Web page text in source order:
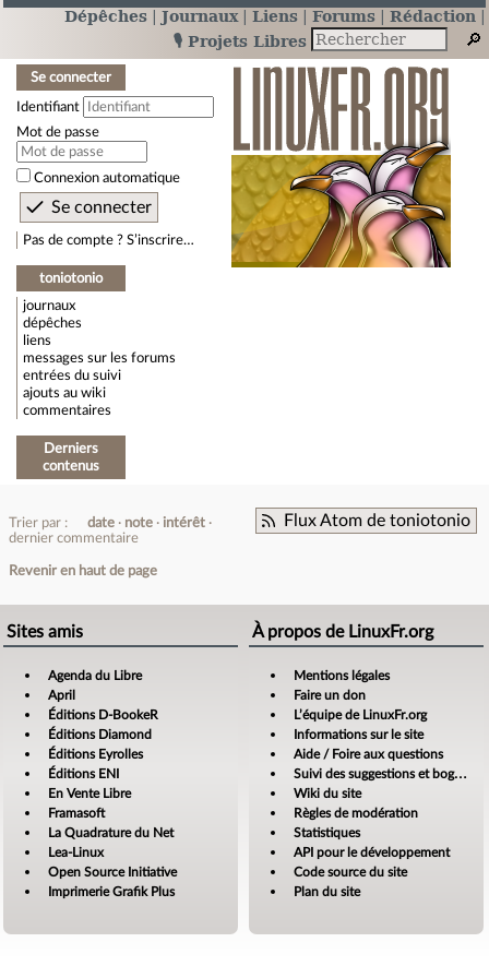
Dépêches Journaux Liens Forums
Rédaction
🎙️ Projets Libres
Se connecter
Identifiant
Mot de passe
Connexion automatique
Pas de compte ? S’inscrire…
toniotonio
journaux
dépêches
liens
messages sur les forums
entrées du suivi
ajouts au wiki
commentaires
Derniers
contenus
Flux Atom de toniotonio
Trier par : date note
intérêt
dernier commentaire
Revenir en haut de page
Sites amis
Agenda du Libre
April
Éditions D-BookeR
Éditions Diamond
Éditions Eyrolles
Éditions ENI
En Vente Libre
Framasoft
La Quadrature du Net
Lea-Linux
Open Source Initiative
Imprimerie Grafik Plus
À propos de LinuxFr.org
Mentions légales
Faire un don
L’équipe de LinuxFr.org
Informations sur le site
Aide / Foire aux questions
Suivi des suggestions et bogues
Wiki du site
Règles de modération
Statistiques
API pour le développement
Code source du site
Plan du site